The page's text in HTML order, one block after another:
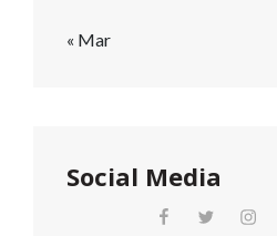
« Mar
Social Media